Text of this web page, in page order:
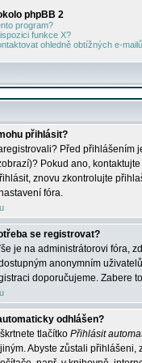
phpBB 2
program?
funkce X?
ohledně obtížných e-
přihlásit?
Před přihlášením
Pokud ano,
znovu zkontrolujte
fóra.
se registrovat?
je na administrátorovi fóra,
anonymním
doporučujeme. Zabere
odhlášen?
tlačítko Přihlásit
Abyste zůstali